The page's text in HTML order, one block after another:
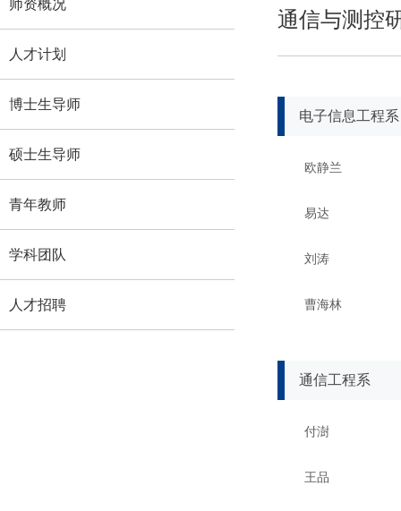
师资概况
人才计划
博士生导师
硕士生导师
青年教师
学科团队
人才招聘
通信与测控
电子信息工程系
欧静兰
易达
刘涛
曹海林
通信工程系
付澍
王品